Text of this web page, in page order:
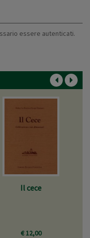
essere autenticati.
Il cece
€ 12,00